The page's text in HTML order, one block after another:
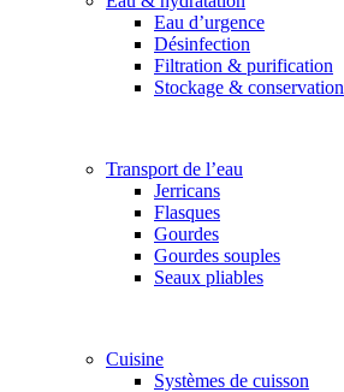
Eau d’urgence
Désinfection
Filtration & purification
Stockage & conservation
Transport de l’eau
Jerricans
Flasques
Gourdes
Gourdes souples
Seaux pliables
Cuisine
Systèmes de cuisson